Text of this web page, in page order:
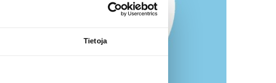
Tietoja